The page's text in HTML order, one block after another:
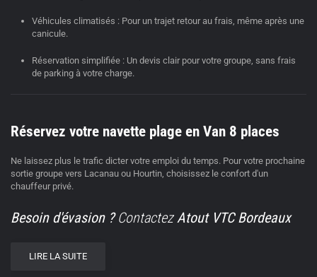
Véhicules climatisés : Pour un trajet retour au frais, même après une
canicule.
Réservation simplifiée : Un devis clair pour votre groupe, sans frais
de parking à votre charge.
Réservez votre navette plage en Van 8 places
Ne laissez plus le trafic dicter votre emploi du temps. Pour votre prochaine
sortie groupe vers Lacanau ou Hourtin, choisissez le confort d'un
chauffeur privé.
Besoin d'évasion ?Contactez Atout VTC Bordeaux
LIRE LA SUITE